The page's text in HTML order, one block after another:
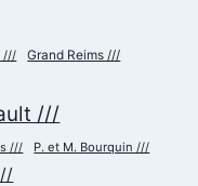
/// Grand Reims ///
///
/// P. et M. Bourquin ///